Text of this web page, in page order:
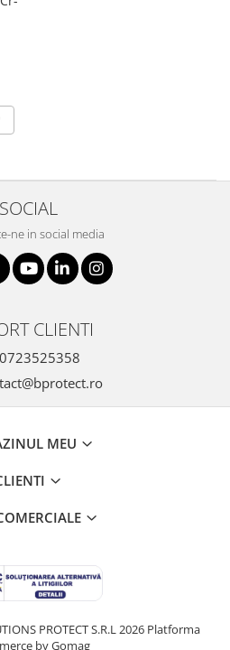
SOCIAL
ne in social media
CLIENTI
0723525358
MEU
PROTECT S.R.L 2026 Platforma
by Gomag